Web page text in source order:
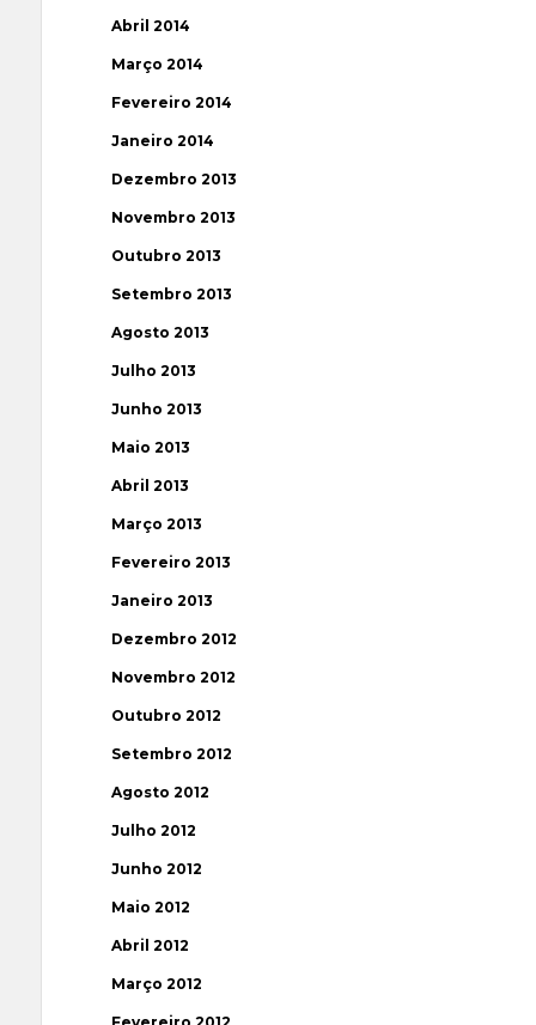
Abril 2014
Março 2014
Fevereiro 2014
Janeiro 2014
Dezembro 2013
Novembro 2013
Outubro 2013
Setembro 2013
Agosto 2013
Julho 2013
Junho 2013
Maio 2013
Abril 2013
Março 2013
Fevereiro 2013
Janeiro 2013
Dezembro 2012
Novembro 2012
Outubro 2012
Setembro 2012
Agosto 2012
Julho 2012
Junho 2012
Maio 2012
Abril 2012
Março 2012